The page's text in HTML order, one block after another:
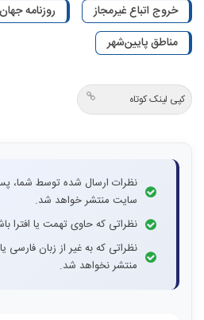
خروج اتباع غیرمجاز
روزنامه
مناطق پایین‌شهر
کپی لینک کوتاه
نظرات ارسال شده توسط شما،
سایت منتشر خواهد شد.
نظراتی که حاوی تهمت یا افترا
نظراتی که به غیر از زبان فارسی
منتشر نخواهد شد.